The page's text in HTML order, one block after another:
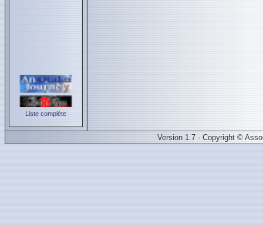
Liste complète
Version 1.7 - Copyright ©